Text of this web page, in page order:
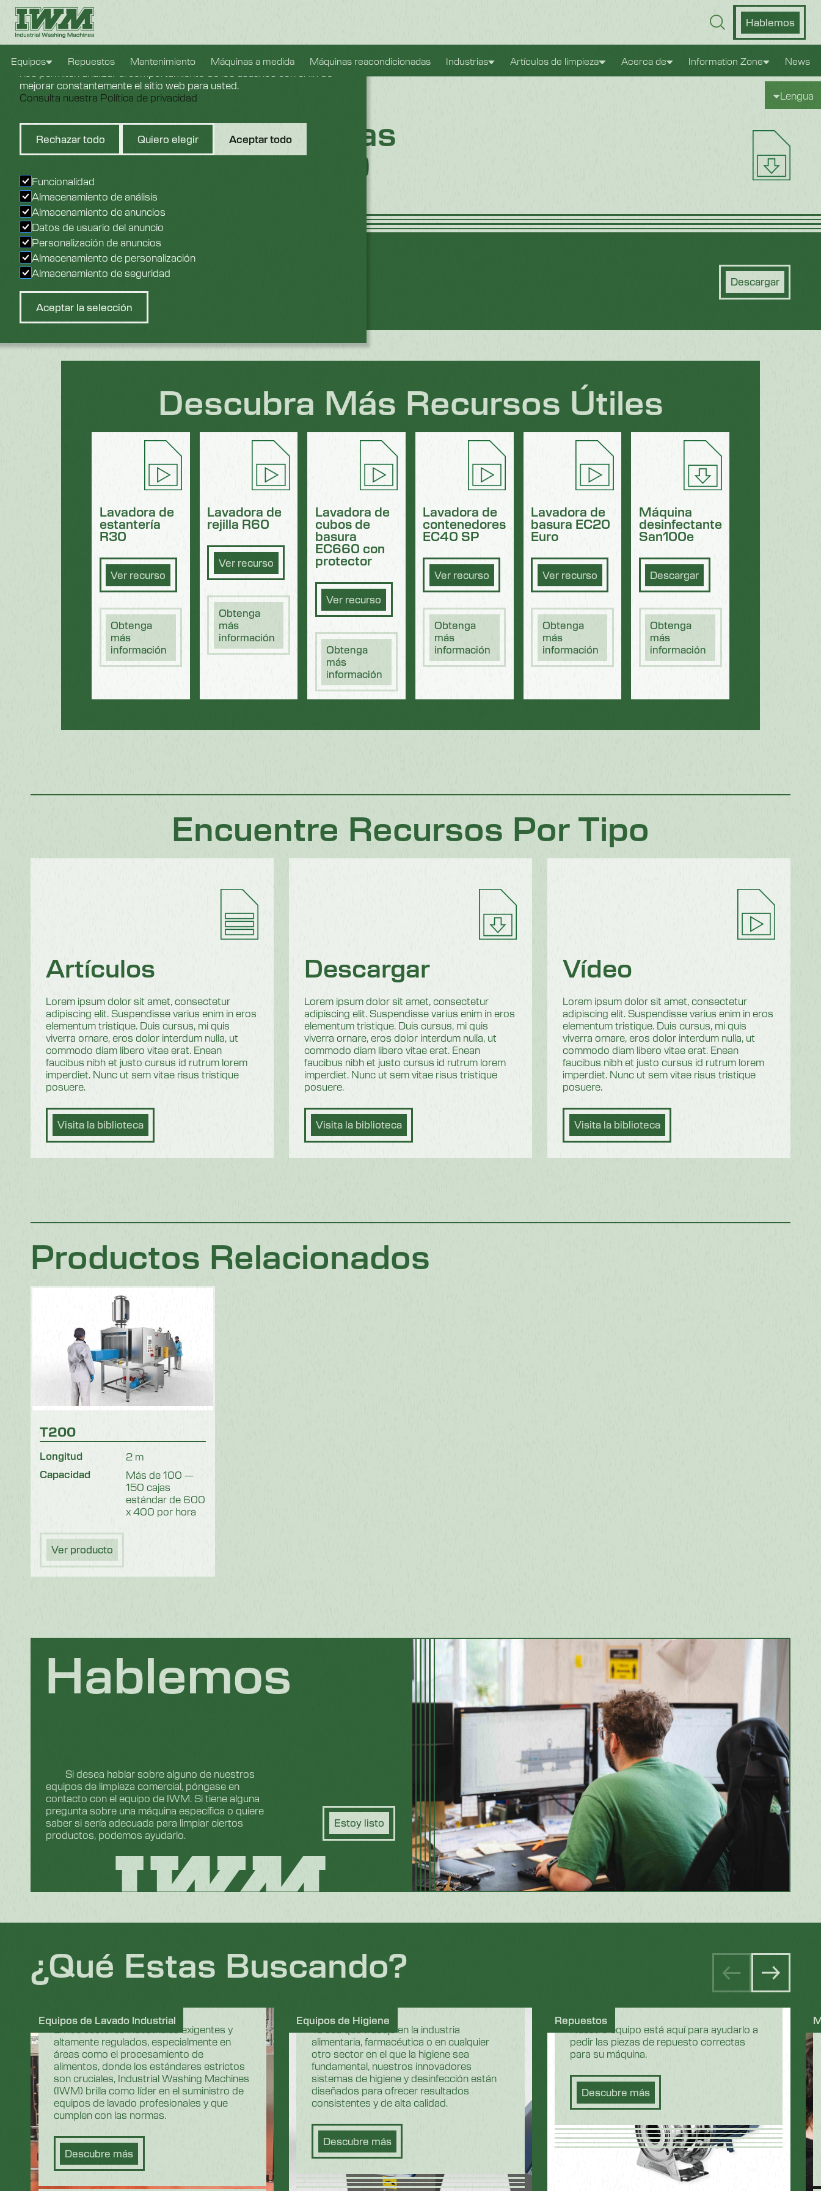
Hablemos
Equipos Repuestos Mantenimiento Máquinas a medida Máquinas reacondicionadas Industrias Artículos de limpieza Acerca de Information Zone News
Lengua
Configuración de cookies
Usamos cookies para brindarle la mejor experiencia posible. También
mejorar constantemente el sitio web para usted.
Consulta nuestra Política de privacidad
Rechazar todo Quiero elegir Aceptar todo
Funcionalidad
Almacenamiento de análisis
Almacenamiento de anuncios
Datos de usuario del anuncio
Personalización de anuncios
Almacenamiento de personalización
Almacenamiento de seguridad
Aceptar la selección
Lavadora De Bandejas
Transportadas T200
Descargar recurso Descargar
Descubra Más Recursos Útiles
Lavadora de
estantería
R30
Ver recurso
Obtenga
más
información
Lavadora de
rejilla R60
Ver recurso
Obtenga
más
información
Lavadora de
cubos de
basura
EC660 con
protector
Ver recurso
Obtenga
más
información
Lavadora de
contenedores
EC40 SP
Ver recurso
Obtenga
más
información
Lavadora de
basura EC20
Euro
Ver recurso
Obtenga
más
información
Máquina
desinfectante
San100e
Descargar
Obtenga
más
información
Encuentre Recursos Por Tipo
Artículos
Lorem ipsum dolor sit amet, consectetur
adipiscing elit. Suspendisse varius enim in eros
elementum tristique. Duis cursus, mi quis
viverra ornare, eros dolor interdum nulla, ut
commodo diam libero vitae erat. Enean
faucibus nibh et justo cursus id rutrum lorem
imperdiet. Nunc ut sem vitae risus tristique
posuere.
Visita la biblioteca
Descargar
Lorem ipsum dolor sit amet, consectetur
adipiscing elit. Suspendisse varius enim in eros
elementum tristique. Duis cursus, mi quis
viverra ornare, eros dolor interdum nulla, ut
commodo diam libero vitae erat. Enean
faucibus nibh et justo cursus id rutrum lorem
imperdiet. Nunc ut sem vitae risus tristique
posuere.
Visita la biblioteca
Vídeo
Lorem ipsum dolor sit amet, consectetur
adipiscing elit. Suspendisse varius enim in eros
elementum tristique. Duis cursus, mi quis
viverra ornare, eros dolor interdum nulla, ut
commodo diam libero vitae erat. Enean
faucibus nibh et justo cursus id rutrum lorem
imperdiet. Nunc ut sem vitae risus tristique
posuere.
Visita la biblioteca
Productos Relacionados
T200
Longitud 2 m
Capacidad
Más de 100 —
150 cajas
estándar de 600
x 400 por hora
Ver producto
Hablemos
Si desea hablar sobre alguno de nuestros
equipos de limpieza comercial, póngase en
contacto con el equipo de IWM. Si tiene alguna
pregunta sobre una máquina específica o quiere
saber si sería adecuada para limpiar ciertos
productos, podemos ayudarlo.
Estoy listo
¿Qué Estas Buscando?
En los sectores industriales exigentes y
altamente regulados, especialmente en
áreas como el procesamiento de
alimentos, donde los estándares estrictos
son cruciales, Industrial Washing Machines
(IWM) brilla como líder en el suministro de
equipos de lavado profesionales y que
cumplen con las normas.
Descubre más
Equipos de Lavado Industrial
Ya sea que trabaje en la industria
alimentaria, farmacéutica o en cualquier
otro sector en el que la higiene sea
fundamental, nuestros innovadores
sistemas de higiene y desinfección están
diseñados para ofrecer resultados
consistentes y de alta calidad.
Descubre más
Equipos de Higiene
Nuestro equipo está aquí para ayudarlo a
pedir las piezas de repuesto correctas
para su máquina.
Descubre más
Repuestos